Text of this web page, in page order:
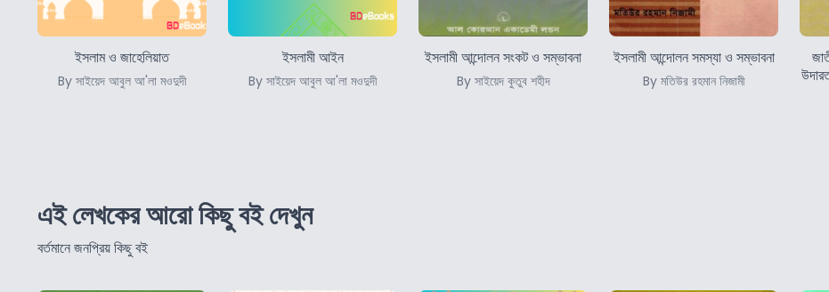
ইসলাম ও জাহেলিয়াত
By সাইয়েদ আবুল আ'লা মওদুদী
ইসলামী আইন
By সাইয়েদ আবুল আ'লা মওদুদী
ইসলামী আন্দোলন সংকট ও সম্ভাবনা
By সাইয়েদ কুতুব শহীদ
ইসলামী আন্দোলন সমস্যা ও সম্ভাবনা
By মতিউর রহমান নিজামী
এই লেখকের আরো কিছু বই দেখুন
বর্তমানে জনপ্রিয় কিছু বই